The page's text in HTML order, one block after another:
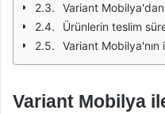
Variant
Ürünlerin teslim
Variant Mobilya'nın
Variant Mobilya ile